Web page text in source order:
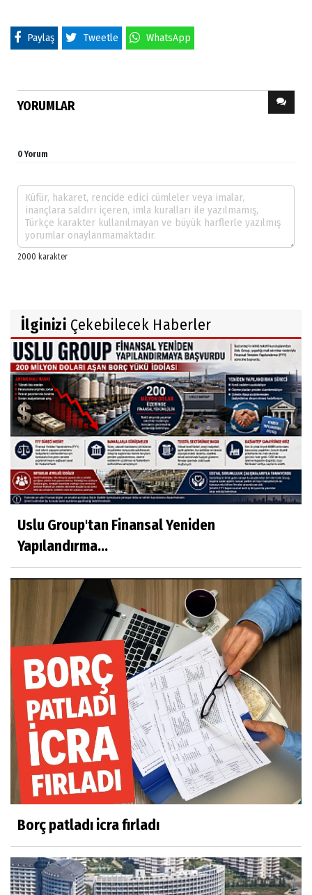
Paylaş Tweetle WhatsApp
YORUMLAR
0 Yorum
İlginizi Çekebilecek Haberler
Uslu Group'tan Finansal Yeniden
Yapılandırma...
Borç patladı icra fırladı